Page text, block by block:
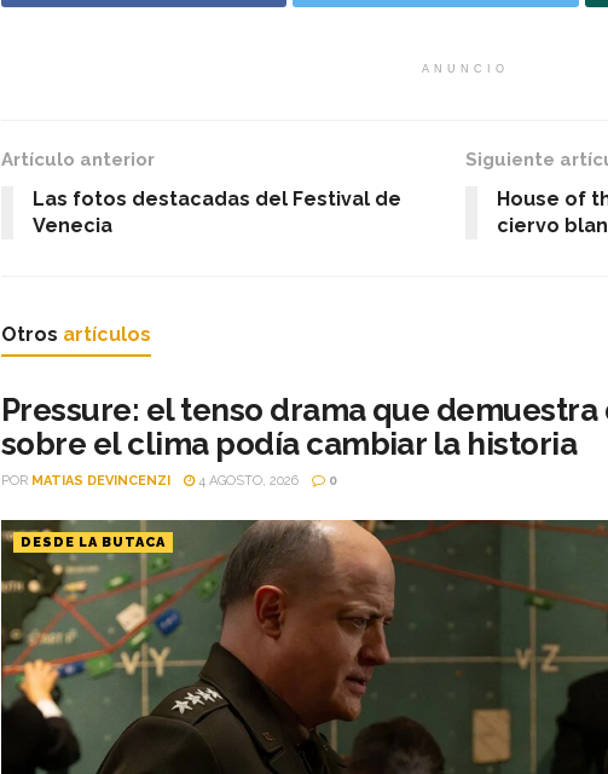
ANUNCIO
Artículo anterior
Las fotos destacadas del Festival de
Venecia
Siguiente
House of
ciervo
Otros artículos
Pressure: el tenso drama que
sobre el clima podía cambiar la historia
POR MATIAS DEVINCENZI 4 AGOSTO, 2026 0
DESDE LA BUTACA